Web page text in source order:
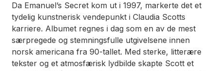
Da Emanuel’s Secret kom ut i 1997, markerte det et
tydelig kunstnerisk vendepunkt i Claudia Scotts
karriere. Albumet regnes i dag som en av de mest
særpregede og stemningsfulle utgivelsene innen
norsk americana fra 90-tallet. Med sterke, litterære
tekster og et atmosfærisk lydbilde skapte Scott et